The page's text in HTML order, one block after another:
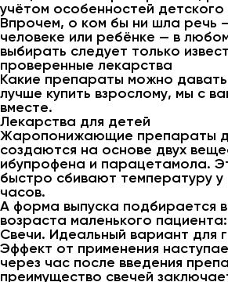
учётом особенностей детского
Впрочем, о ком бы ни шла речь
человеке или ребёнке — в
выбирать следует только
проверенные лекарства
Какие препараты можно
лучше купить взрослому, мы с
вместе.
Лекарства для детей
Жаропонижающие препараты
создаются на основе двух
ибупрофена и парацетамола.
быстро сбивают температуру
часов.
А форма выпуска подбирается
возраста маленького пациента:
Свечи. Идеальный вариант для
Эффект от применения
через час после введения
преимущество свечей